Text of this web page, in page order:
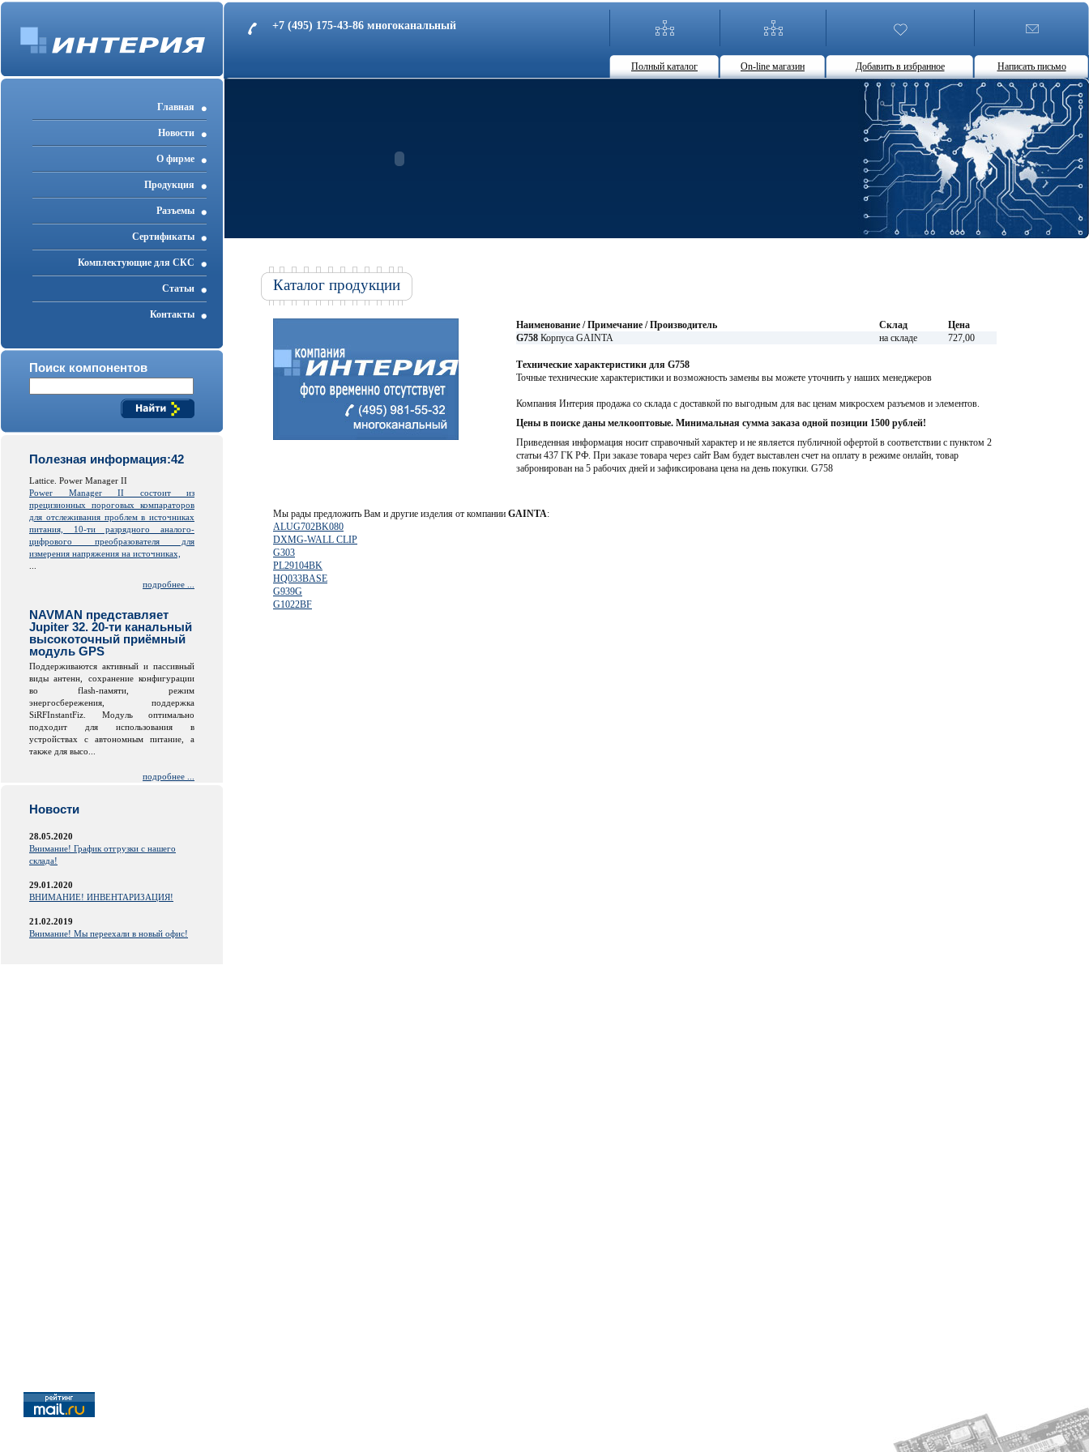
+7 (495) 175-43-86 многоканальный
Полный каталог On-line магазин Добавить в избранное Написать письмо
Главная
Новости
О фирме
Продукция
Разъемы
Cертификаты
Комплектующие для СКС
Статьи
Контакты
Поиск компонентов
Полезная информация:42
Lattice. Power Manager II
Power Manager II состоит из
прецизионных пороговых компараторов
для отслеживания проблем в источниках
питания, 10-ти разрядного аналого-
цифрового преобразователя для
измерения напряжения на источниках,
подробнее ...
NAVMAN представляет
Jupiter 32. 20-ти канальный
высокоточный приёмный
модуль GPS
Поддерживаются активный и пассивный
виды антенн, сохранение конфигурации
во flash-памяти, режим
энергосбережения, поддержка
SiRFInstantFiz. Модуль оптимально
подходит для использования в
устройствах с автономным питание, а
также для высо...
подробнее ...
Новости
28.05.2020
Внимание! График отгрузки с нашего
склада!
29.01.2020
ВНИМАНИЕ! ИНВЕНТАРИЗАЦИЯ!
21.02.2019
Внимание! Мы переехали в новый офис!
Каталог продукции
Наименование / Примечание / Производитель Склад
Цена
G758 Корпуса GAINTA на складе 727,00
Технические характеристики для G758
Точные технические характеристики и возможность замены вы можете уточнить у наших менеджеров
Компания Интерия продажа со склада с доставкой по выгодным для вас ценам микросхем разъемов и элементов.
Цены в поиске даны мелкооптовые. Минимальная сумма заказа одной позиции 1500 рублей!
Приведенная информация носит справочный характер и не является публичной офертой в соответствии с пунктом 2
статьи 437 ГК РФ. При заказе товара через сайт Вам будет выставлен счет на оплату в режиме онлайн, товар
забронирован на 5 рабочих дней и зафиксирована цена на день покупки. G758
Мы рады предложить Вам и другие изделия от компании GAINTA:
ALUG702BK080
DXMG-WALL CLIP
G303
PL29104BK
HQ033BASE
G939G
G1022BF